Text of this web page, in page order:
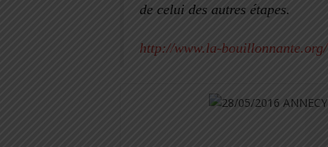
de celui des autres étapes.
http://www.la-bouillonnante.org/